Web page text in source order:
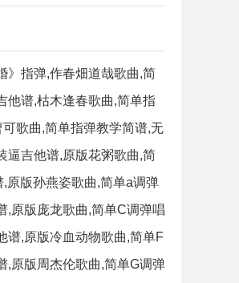
》指弹,作春畑道哉歌曲,简
仔弹吉他六线谱图片
他谱,枯木逢春歌曲,简单指
家六线谱图片
可歌曲,简单指弹教学简谱,无
逼吉他谱,原版花粥歌曲,简
哥制谱版六线指弹简谱图
,原版孙燕姿歌曲,简单a调弹
六线指弹简谱图
,原版庞龙歌曲,简单C调弹唱
线指弹简谱图
谱,原版冷血动物歌曲,简单F
家版六线指弹简谱图
,原版周杰伦歌曲,简单G调弹